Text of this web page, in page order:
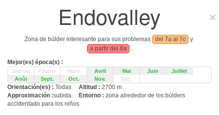
Endovalley
Zona de búlder interesante para sus problemas del 7a al 7c
y
a partir del 8a
.
Mejor(es) época(s) :
Janvier Février Mars Avril Mai Juin
Juillet
Août
Sept. Oct. Nov. Déc.
Orientación(es) : Todas Altitud : 2700 m
Approximación :subida. Entorno : zona alrededor de los búlders
accidentado para los niños.